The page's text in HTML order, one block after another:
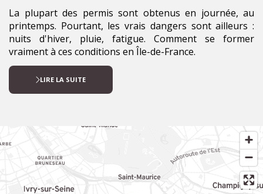
La plupart des permis sont obtenus en journée, au
printemps. Pourtant, les vrais dangers sont ailleurs :
nuits d'hiver, pluie, fatigue. Comment se former
vraiment à ces conditions en Île-de-France.
LIRE LA SUITE